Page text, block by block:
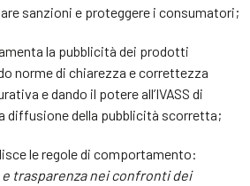
sanzioni e proteggere i consumatori;
la pubblicità dei prodotti
norme di chiarezza e correttezza
e dando il potere all’IVASS di
diffusione della pubblicità scorretta;
le regole di comportamento:
e trasparenza nei confronti dei